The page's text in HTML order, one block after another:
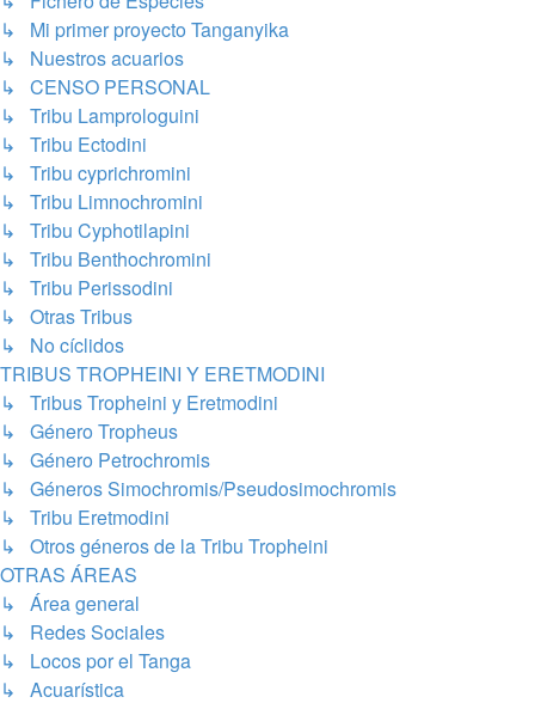
↳ Mi primer proyecto Tanganyika
↳ Nuestros acuarios
↳ CENSO PERSONAL
↳ Tribu Lamprologuini
↳ Tribu Ectodini
↳ Tribu cyprichromini
↳ Tribu Limnochromini
↳ Tribu Cyphotilapini
↳ Tribu Benthochromini
↳ Tribu Perissodini
↳ Otras Tribus
↳ No cíclidos
TRIBUS TROPHEINI Y ERETMODINI
↳ Tribus Tropheini y Eretmodini
↳ Género Tropheus
↳ Género Petrochromis
↳ Géneros Simochromis/Pseudosimochromis
↳ Tribu Eretmodini
↳ Otros géneros de la Tribu Tropheini
OTRAS ÁREAS
↳ Área general
↳ Redes Sociales
↳ Locos por el Tanga
↳ Acuarística